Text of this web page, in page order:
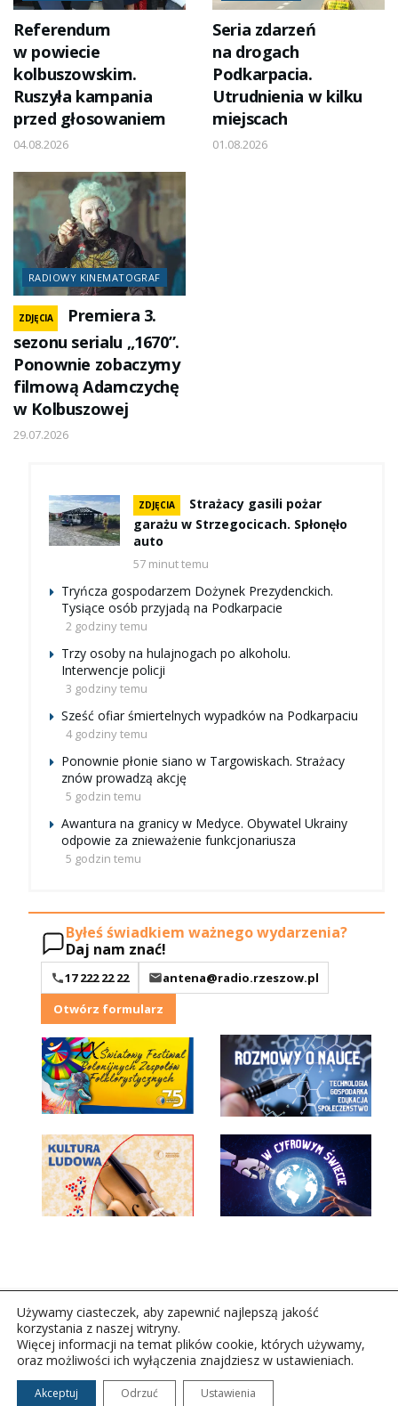
Referendum
w powiecie
kolbuszowskim.
Ruszyła kampania
przed głosowaniem
04.08.2026
Seria zdarzeń
na drogach
Podkarpacia.
Utrudnienia w kilku
miejscach
01.08.2026
RADIOWY KINEMATOGRAF
ZDJĘCIA
Premiera 3.
sezonu serialu „1670”.
Ponownie zobaczymy
filmową Adamczychę
w Kolbuszowej
29.07.2026
ZDJĘCIA
Strażacy gasili pożar
garażu w Strzegocicach. Spłonęło
auto
57 minut temu
Tryńcza gospodarzem Dożynek Prezydenckich.
Tysiące osób przyjadą na Podkarpacie
2 godziny temu
Trzy osoby na hulajnogach po alkoholu.
Interwencje policji
3 godziny temu
Sześć ofiar śmiertelnych wypadków na Podkarpaciu
4 godziny temu
Ponownie płonie siano w Targowiskach. Strażacy
znów prowadzą akcję
5 godzin temu
Awantura na granicy w Medyce. Obywatel Ukrainy
odpowie za znieważenie funkcjonariusza
5 godzin temu
Byłeś świadkiem ważnego wydarzenia?
Daj nam znać!
17 222 22 22
antena@radio.rzeszow.pl
Otwórz formularz
Copyright © 2026Polskie Radio Rzeszów S.A. w likwidacj.
Wszelkie prawa zastrzeżone.
Używamy ciasteczek, aby zapewnić najlepszą jakość
korzystania z naszej witryny.
Więcej informacji na temat plików cookie, których używamy,
oraz możliwości ich wyłączenia znajdziesz w ustawieniach.
Akceptuj Odrzuć Ustawienia